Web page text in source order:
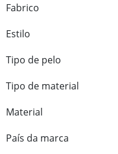
Fabrico
Estilo
Tipo de pelo
Tipo de material
Material
País da marca